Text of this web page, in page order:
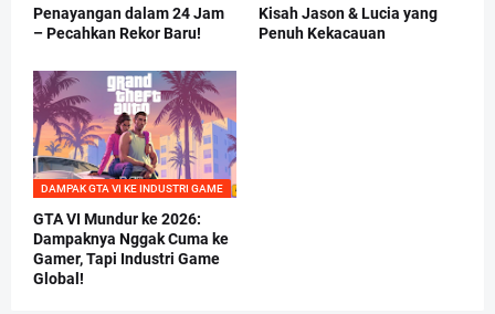
Penayangan dalam 24 Jam
– Pecahkan Rekor Baru!
Kisah Jason & Lucia yang
Penuh Kekacauan
DAMPAK GTA VI KE INDUSTRI GAME
GTA VI Mundur ke 2026:
Dampaknya Nggak Cuma ke
Gamer, Tapi Industri Game
Global!